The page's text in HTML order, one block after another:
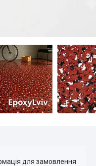
для замовлення